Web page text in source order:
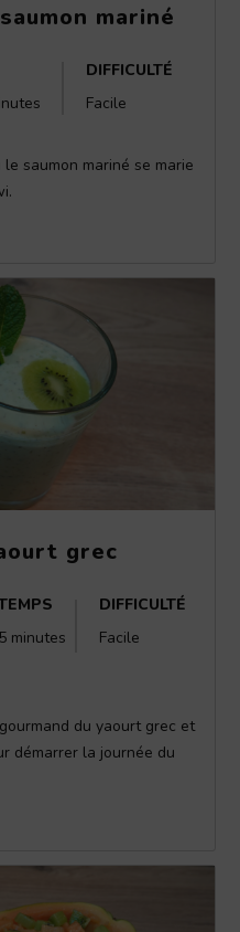
mariné
DIFFICULTÉ
Facile
saumon mariné se marie
grec
5 minutes
DIFFICULTÉ
Facile
du yaourt grec et
démarrer la journée du